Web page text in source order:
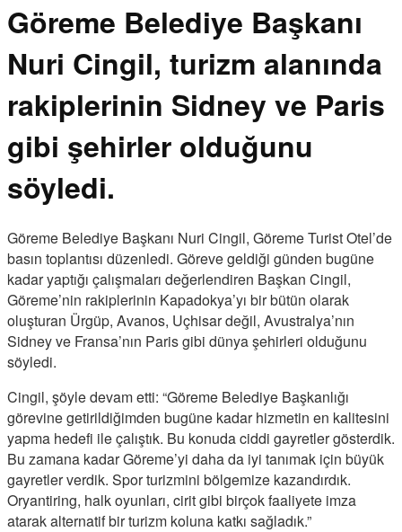
Göreme Belediye Başkanı
Nuri Cingil, turizm alanında
rakiplerinin Sidney ve Paris
gibi şehirler olduğunu
söyledi.
Göreme Belediye Başkanı Nuri Cingil, Göreme Turist Otel’de
basın toplantısı düzenledi. Göreve geldiği günden bugüne
kadar yaptığı çalışmaları değerlendiren Başkan Cingil,
Göreme’nin rakiplerinin Kapadokya’yı bir bütün olarak
oluşturan Ürgüp, Avanos, Uçhisar değil, Avustralya’nın
Sidney ve Fransa’nın Paris gibi dünya şehirleri olduğunu
söyledi.
Cingil, şöyle devam etti: “Göreme Belediye Başkanlığı
görevine getirildiğimden bugüne kadar hizmetin en kalitesini
yapma hedefi ile çalıştık. Bu konuda ciddi gayretler gösterdik.
Bu zamana kadar Göreme’yi daha da iyi tanımak için büyük
gayretler verdik. Spor turizmini bölgemize kazandırdık.
Oryantiring, halk oyunları, cirit gibi birçok faaliyete imza
atarak alternatif bir turizm koluna katkı sağladık.”